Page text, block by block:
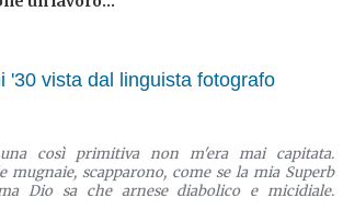
'30 vista dal linguista fotografo
così primitiva non m'era mai capitata.
scapparono, come se la mia Superb
Dio sa che arnese diabolico e micidiale.